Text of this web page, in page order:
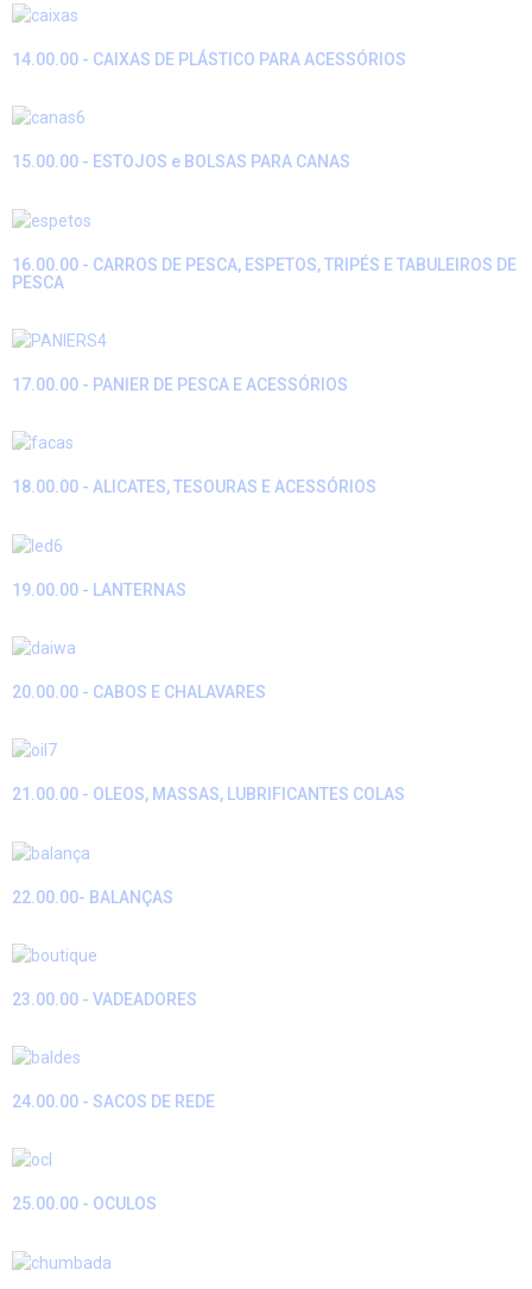
14.00.00 - CAIXAS DE PLÁSTICO PARA ACESSÓRIOS
15.00.00 - ESTOJOS e BOLSAS PARA CANAS
16.00.00 - CARROS DE PESCA, ESPETOS, TRIPÉS E TABULEIROS DE
PESCA
17.00.00 - PANIER DE PESCA E ACESSÓRIOS
18.00.00 - ALICATES, TESOURAS E ACESSÓRIOS
19.00.00 - LANTERNAS
20.00.00 - CABOS E CHALAVARES
21.00.00 - OLEOS, MASSAS, LUBRIFICANTES COLAS
22.00.00- BALANÇAS
23.00.00 - VADEADORES
24.00.00 - SACOS DE REDE
25.00.00 - OCULOS